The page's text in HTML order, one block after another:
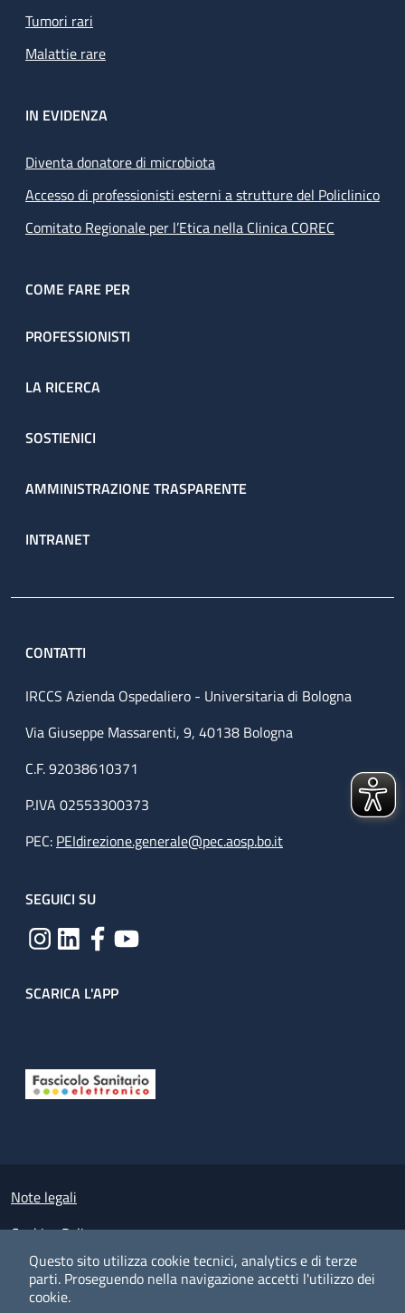
Questo sito utilizza cookie tecnici, analytics e di terze
parti. Proseguendo nella navigazione accetti l'utilizzo dei
cookie.
Tumori rari
Malattie rare
IN EVIDENZA
Diventa donatore di microbiota
Accesso di professionisti esterni a strutture del Policlinico
Comitato Regionale per l’Etica nella Clinica COREC
COME FARE PER
PROFESSIONISTI
LA RICERCA
SOSTIENICI
AMMINISTRAZIONE TRASPARENTE
INTRANET
CONTATTI
IRCCS Azienda Ospedaliero - Universitaria di Bologna
Via Giuseppe Massarenti, 9, 40138 Bologna
C.F. 92038610371
P.IVA 02553300373
PEC: PEIdirezione.generale@pec.aosp.bo.it
SEGUICI SU
SCARICA L'APP
Small prints
Note legali
Cookies Policy
Policy privacy e protezione del dato personale
Albo pretorio on-line